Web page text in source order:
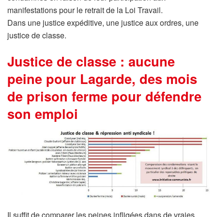
manifestations pour le retrait de la Loi Travail.
Dans une justice expéditive, une justice aux ordres, une
justice de classe.
Justice de classe : aucune
peine pour Lagarde, des mois
de prison ferme pour défendre
son emploi